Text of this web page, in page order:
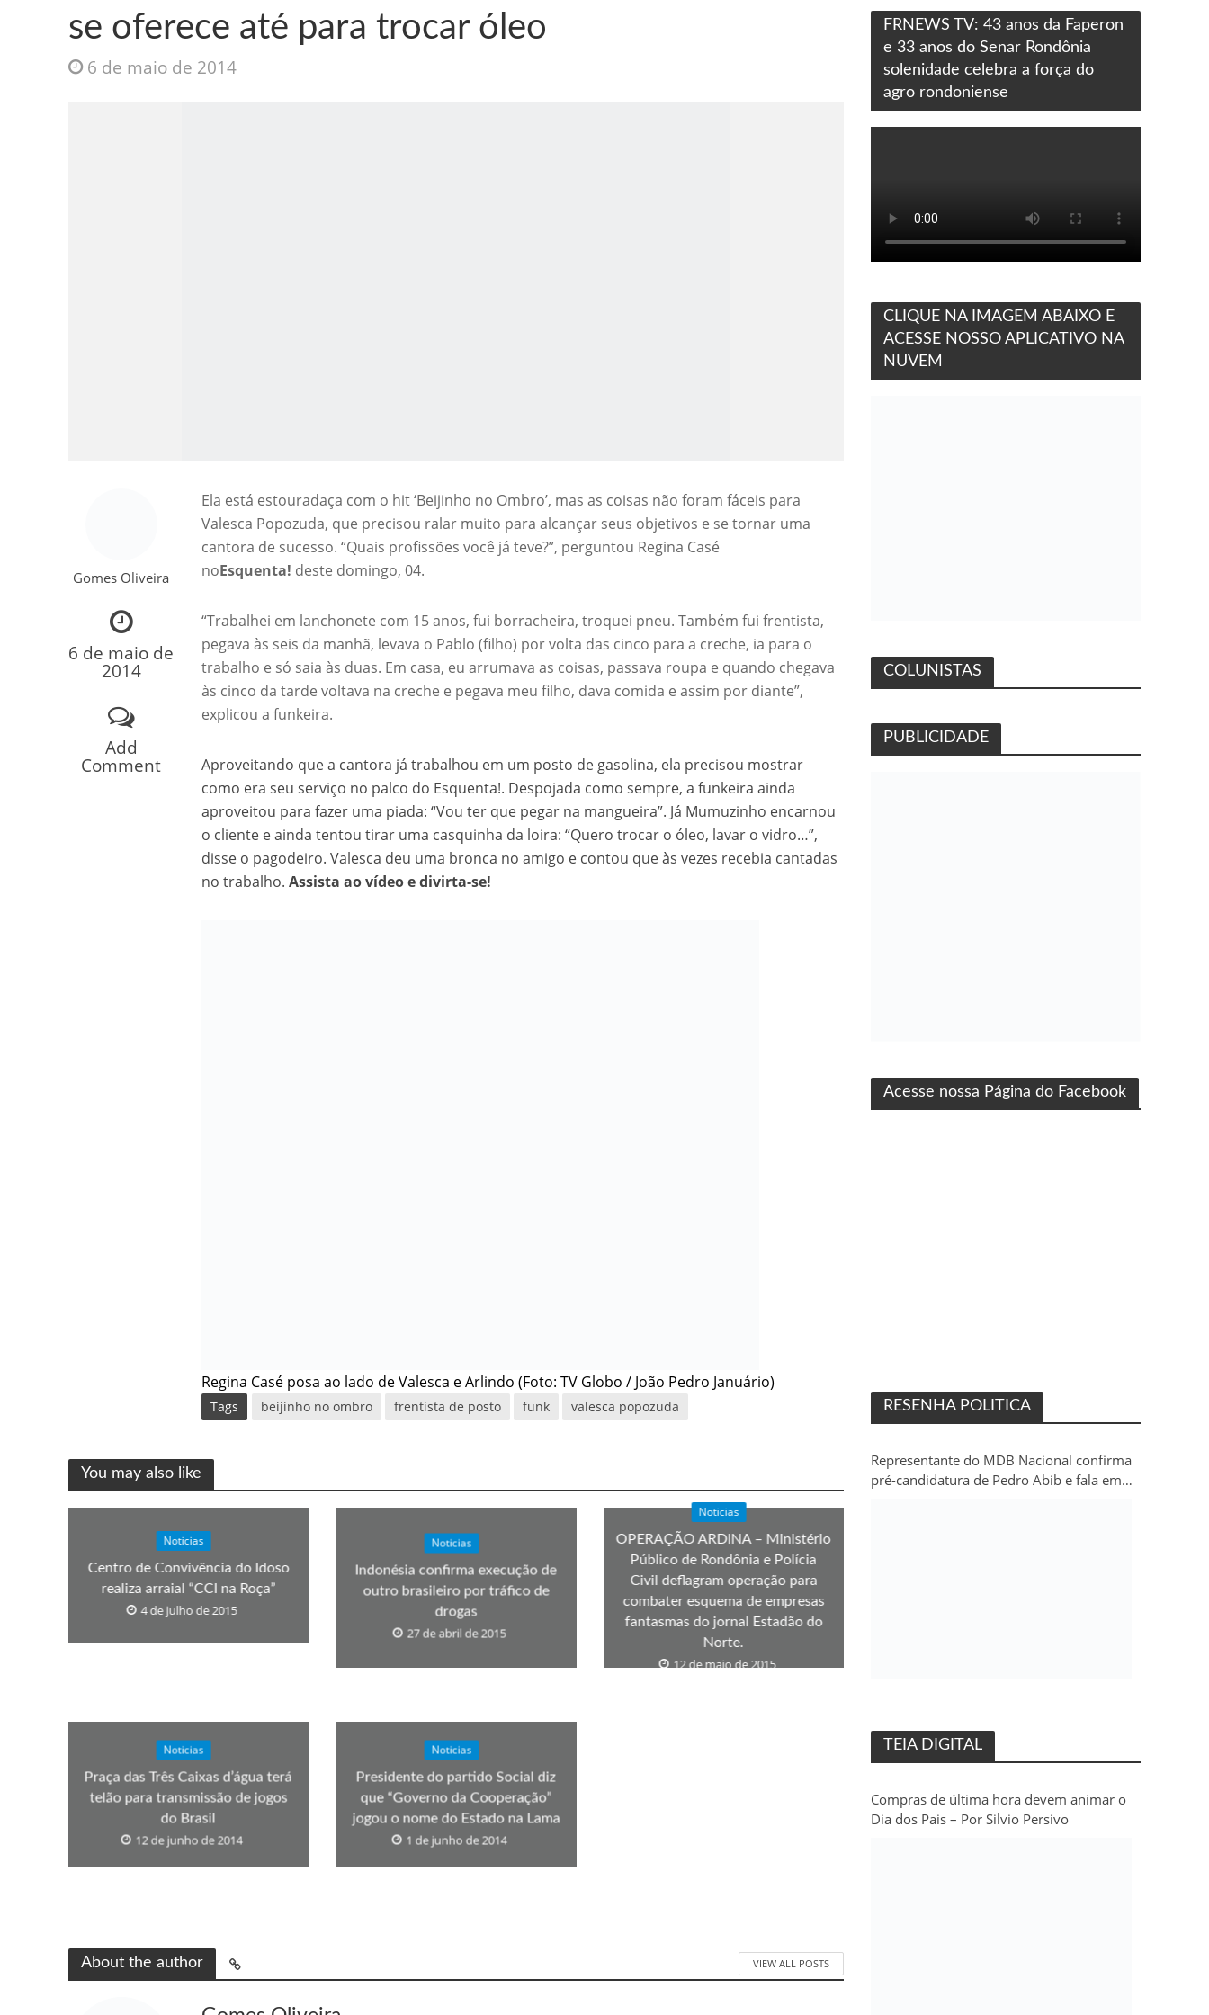
Os segredos não revelados do livro de apocalipse
se oferece até para trocar óleo
6 de maio de 2014
Gomes Oliveira
6 de maio de
2014
Add
Comment
Ela está estouradaça com o hit ‘Beijinho no Ombro’, mas as coisas não foram fáceis para
Valesca Popozuda, que precisou ralar muito para alcançar seus objetivos e se tornar uma
cantora de sucesso. “Quais profissões você já teve?”, perguntou Regina Casé
noEsquenta! deste domingo, 04.
“Trabalhei em lanchonete com 15 anos, fui borracheira, troquei pneu. Também fui frentista,
pegava às seis da manhã, levava o Pablo (filho) por volta das cinco para a creche, ia para o
trabalho e só saia às duas. Em casa, eu arrumava as coisas, passava roupa e quando chegava
às cinco da tarde voltava na creche e pegava meu filho, dava comida e assim por diante”,
explicou a funkeira.
Aproveitando que a cantora já trabalhou em um posto de gasolina, ela precisou mostrar
como era seu serviço no palco do Esquenta!. Despojada como sempre, a funkeira ainda
aproveitou para fazer uma piada: “Vou ter que pegar na mangueira”. Já Mumuzinho encarnou
o cliente e ainda tentou tirar uma casquinha da loira: “Quero trocar o óleo, lavar o vidro…”,
disse o pagodeiro. Valesca deu uma bronca no amigo e contou que às vezes recebia cantadas
no trabalho.Assista ao vídeo e divirta-se!
Regina Casé posa ao lado de Valesca e Arlindo (Foto: TV Globo / João Pedro Januário)
Tags beijinho no ombro frentista de posto funk valesca popozuda
You may also like
Noticias
Centro de Convivência do Idoso
realiza arraial “CCI na Roça”
4 de julho de 2015
Noticias
Indonésia confirma execução de
outro brasileiro por tráfico de
drogas
27 de abril de 2015
Noticias
OPERAÇÃO ARDINA – Ministério
Público de Rondônia e Polícia
Civil deflagram operação para
combater esquema de empresas
fantasmas do jornal Estadão do
Norte.
12 de maio de 2015
Noticias
Praça das Três Caixas d’água terá
telão para transmissão de jogos
do Brasil
12 de junho de 2014
Noticias
Presidente do partido Social diz
que “Governo da Cooperação”
jogou o nome do Estado na Lama
1 de junho de 2014
About the author VIEW ALL POSTS
FRNEWS TV: 43 anos da Faperon
e 33 anos do Senar Rondônia
solenidade celebra a força do
agro rondoniense
CLIQUE NA IMAGEM ABAIXO E
ACESSE NOSSO APLICATIVO NA
NUVEM
COLUNISTAS
PUBLICIDADE
Acesse nossa Página do Facebook
RESENHA POLITICA
Representante do MDB Nacional confirma
pré-candidatura de Pedro Abib e fala em
TEIA DIGITAL
Compras de última hora devem animar o
Dia dos Pais – Por Silvio Persivo